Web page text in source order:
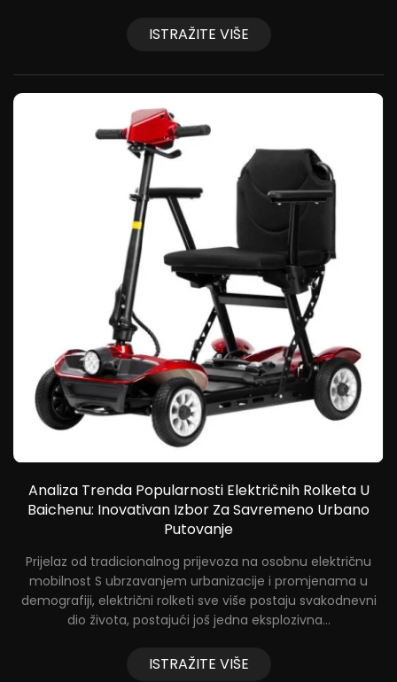
ISTRAŽITE VIŠE
Analiza Trenda Popularnosti Električnih Rolketa U
Baichenu: Inovativan Izbor Za Savremeno Urbano
Putovanje
Prijelaz od tradicionalnog prijevoza na osobnu električnu
mobilnost S ubrzavanjem urbanizacije i promjenama u
demografiji, električni rolketi sve više postaju svakodnevni
dio života, postajući još jedna eksplozivna...
ISTRAŽITE VIŠE